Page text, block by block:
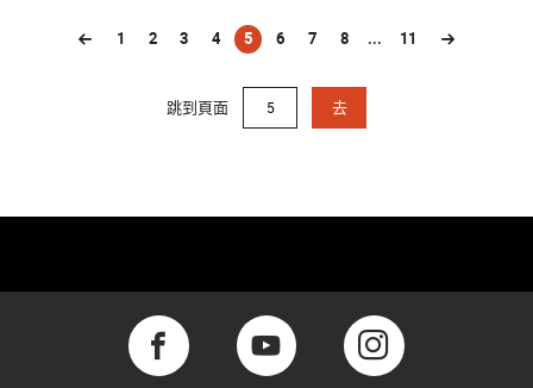
1 2 3 4 5
(current)
6 7 8 ... 11
跳到頁面 去